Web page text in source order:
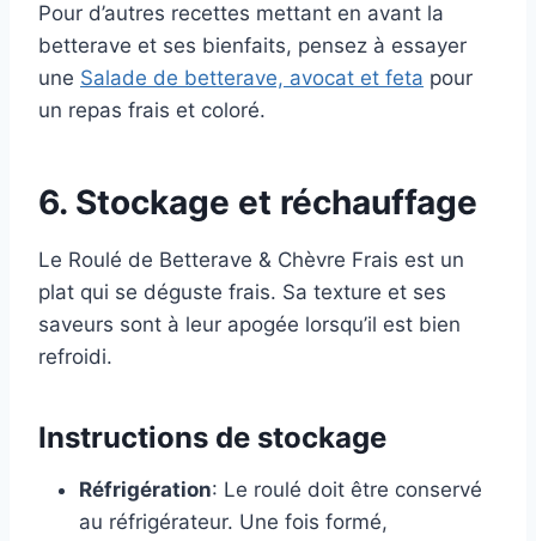
Pour d’autres recettes mettant en avant la
betterave et ses bienfaits, pensez à essayer
une Salade de betterave, avocat et feta pour
un repas frais et coloré.
6. Stockage et réchauffage
Le Roulé de Betterave & Chèvre Frais est un
plat qui se déguste frais. Sa texture et ses
saveurs sont à leur apogée lorsqu’il est bien
refroidi.
Instructions de stockage
Réfrigération: Le roulé doit être conservé
au réfrigérateur. Une fois formé,